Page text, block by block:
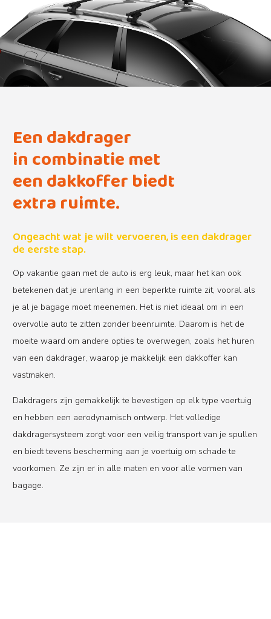
Eendakdrager
in combinatie met
een dakkoffer biedt
extra ruimte.
Ongeacht wat je wilt vervoeren, is een dakdrager
de eerste stap.
Op vakantie gaan met de auto is erg leuk, maar het kan ook
betekenen dat je urenlang in een beperkte ruimte zit, vooral als
je al je bagage moet meenemen. Het is niet ideaal om in een
overvolle auto te zitten zonder beenruimte. Daarom is het de
moeite waard om andere opties te overwegen, zoals het huren
van een dakdrager, waarop je makkelijk een dakkoffer kan
vastmaken.
Dakdragers zijn gemakkelijk te bevestigen op elk type voertuig
en hebben een aerodynamisch ontwerp. Het volledige
dakdragersysteem zorgt voor een veilig transport van je spullen
en biedt tevens bescherming aan je voertuig om schade te
voorkomen. Ze zijn er in alle maten en voor alle vormen van
bagage.